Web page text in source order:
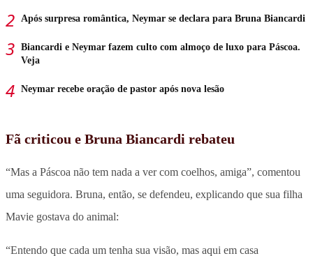
Após surpresa romântica, Neymar se declara para Bruna Biancardi
Biancardi e Neymar fazem culto com almoço de luxo para Páscoa.
Veja
Neymar recebe oração de pastor após nova lesão
Fã criticou e Bruna Biancardi rebateu
“Mas a Páscoa não tem nada a ver com coelhos, amiga”, comentou
uma seguidora. Bruna, então, se defendeu, explicando que sua filha
Mavie gostava do animal:
“Entendo que cada um tenha sua visão, mas aqui em casa